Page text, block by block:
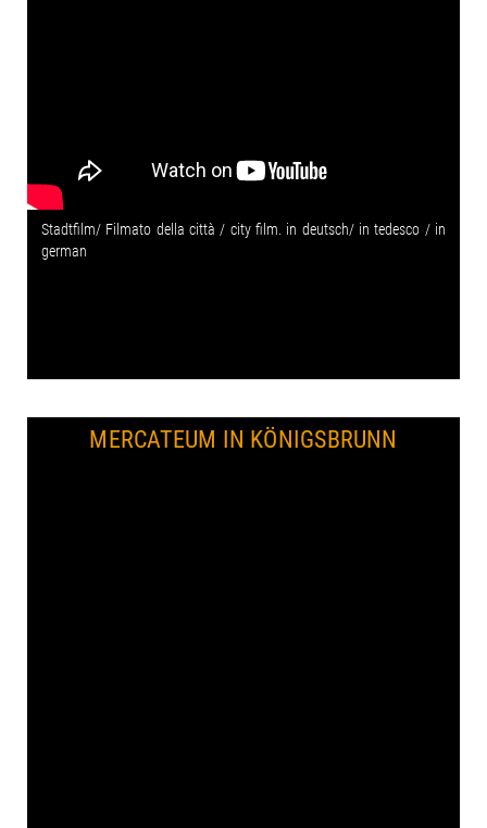
Stadtfilm/ Filmato della città / city film. in deutsch/ in tedesco / in
german
MERCATEUM IN KÖNIGSBRUNN